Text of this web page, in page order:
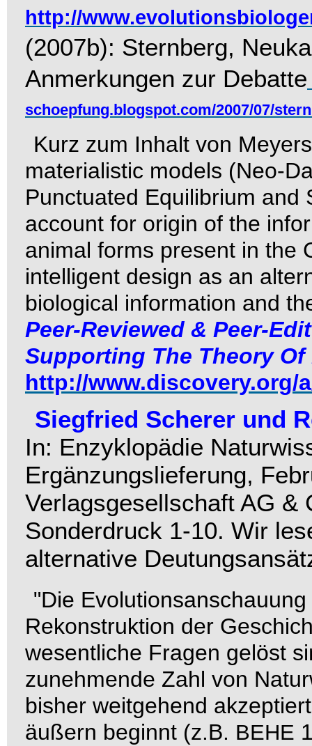
http://
(2007b): Sternberg,
Anmerkungen zur Debatte
schoepfung.blogspot.com/2007/07/
Kurz zum Inhalt von
materialistic models (Neo-
Punctuated Equilibrium and
account for origin of the
animal forms present in the
intelligent design as an
biological information and
Peer-Reviewed & Peer-
Supporting The Theory
http://www.discovery.org/
Siegfried Scherer und
In: Enzyklopädie
Ergänzungslieferung,
Verlagsgesellschaft AG &
Sonderdruck 1-10. Wir
alternative
"Die
Rekonstruktion der
wesentliche Fragen gelöst
zunehmende Zahl von
bisher weitgehend
äußern beginnt (z.B. BEHE